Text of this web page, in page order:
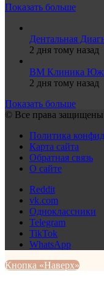
Показать больше
Дентальная
2 дня тому назад
ВМ Клиника
2 дня тому назад
Показать больше
© Все права
Политика
Карта сайта
Обратная связь
О сайте
Reddit
vk.com
Одноклассники
Telegram
TikTok
WhatsApp
Кнопка «Наверх»